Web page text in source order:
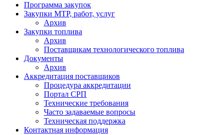
Программа закупок
Закупки МТР, работ, услуг
Архив
Закупки топлива
Архив
Поставщикам технологического топлива
Документы
Архив
Аккредитация поставщиков
Процедура аккредитации
Портал СРП
Технические требования
Часто задаваемые вопросы
Техническая поддержка
Контактная информация